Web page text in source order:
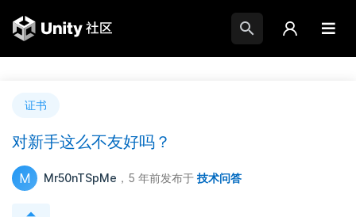
证书
对新手这么不友好吗？
M Mr50nTSpMe ，5 年前发布于 技术问答